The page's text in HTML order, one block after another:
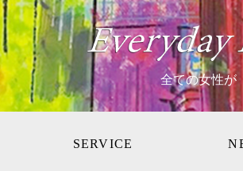
全ての女性が
SERVICE